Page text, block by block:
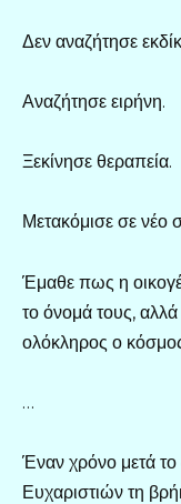
Δεν αναζήτησε
Αναζήτησε ειρήνη.
Ξεκίνησε θεραπεία.
Μετακόμισε σε νέο
Έμαθε πως η
το όνομά τους,
ολόκληρος ο
…
Έναν χρόνο μετά
Ευχαριστιών τη